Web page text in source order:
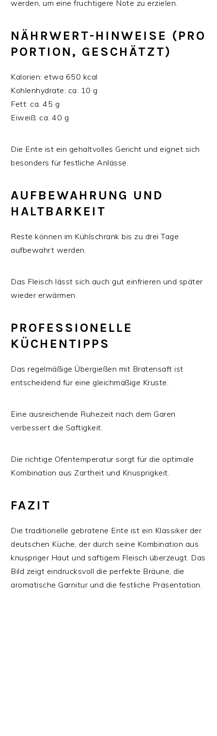
werden, um eine fruchtigere Note zu erzielen.
NÄHRWERT-HINWEISE (PRO
PORTION, GESCHÄTZT)
Kalorien: etwa 650 kcal
Kohlenhydrate: ca. 10 g
Fett: ca. 45 g
Eiweiß: ca. 40 g
Die Ente ist ein gehaltvolles Gericht und eignet sich
besonders für festliche Anlässe.
AUFBEWAHRUNG UND
HALTBARKEIT
Reste können im Kühlschrank bis zu drei Tage
aufbewahrt werden.
Das Fleisch lässt sich auch gut einfrieren und später
wieder erwärmen.
PROFESSIONELLE
KÜCHENTIPPS
Das regelmäßige Übergießen mit Bratensaft ist
entscheidend für eine gleichmäßige Kruste.
Eine ausreichende Ruhezeit nach dem Garen
verbessert die Saftigkeit.
Die richtige Ofentemperatur sorgt für die optimale
Kombination aus Zartheit und Knusprigkeit.
FAZIT
Die traditionelle gebratene Ente ist ein Klassiker der
deutschen Küche, der durch seine Kombination aus
knuspriger Haut und saftigem Fleisch überzeugt. Das
Bild zeigt eindrucksvoll die perfekte Bräune, die
aromatische Garnitur und die festliche Präsentation.